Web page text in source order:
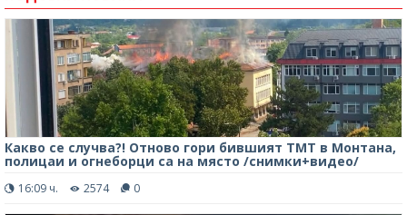
Какво се случва?! Отново гори бившият ТМТ в Монтана,
полицаи и огнеборци са на място /снимки+видео/
16:09 ч. 2574 0